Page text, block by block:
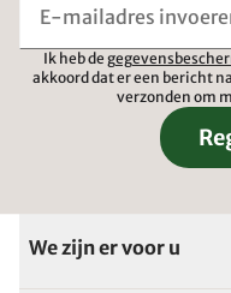
Ik heb de
akkoord dat er een bericht
verzonden om
We zijn er voor u